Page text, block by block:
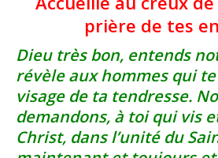
prière de tes
Dieu très bon, entends
révèle aux hommes qui
visage de ta tendresse.
demandons, à toi qui vis
Christ, dans l’unité du